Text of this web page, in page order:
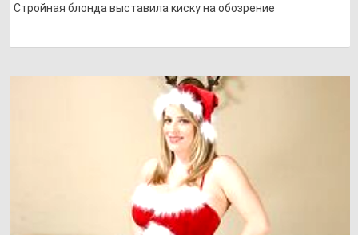
Стройная блонда выставила киску на обозрение